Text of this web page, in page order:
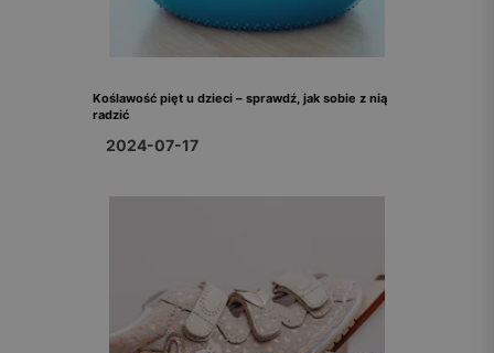
Koślawość pięt u dzieci – sprawdź, jak sobie z nią
radzić
2024-07-17